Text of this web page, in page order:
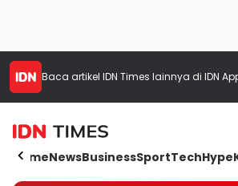
Baca artikel IDN Times lainnya di IDN
HomeNewsBusinessSportTechHype